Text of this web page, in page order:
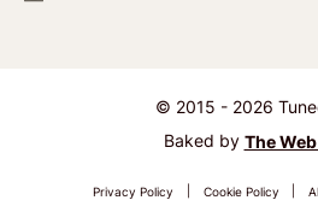
© 2015 - 2026
Baked by The
Privacy Policy Cookie Policy